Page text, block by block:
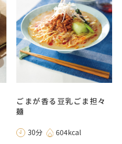
ごまが香る豆乳ごま担々
麺
30分 604kcal